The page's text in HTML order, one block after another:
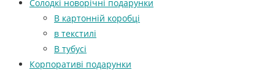
Солодкі новорічні подарунки
В картонній коробці
в текстилі
В тубусі
Корпоративі подарунки